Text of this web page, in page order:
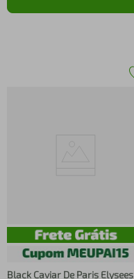
Black Caviar De Paris Elysees